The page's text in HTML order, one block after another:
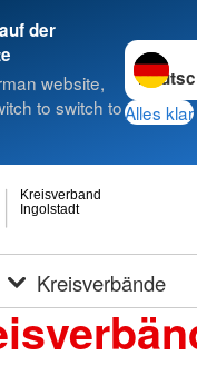
der
website,
to switch to
Sprache
Alles klar
Ingolstadt
Kreisverband
Kreisverbände